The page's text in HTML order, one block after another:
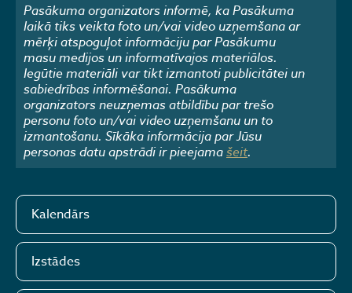
Pasākuma organizators informē, ka Pasākuma
laikā tiks veikta foto un/vai video uzņemšana ar
mērķi atspoguļot informāciju par Pasākumu
masu medijos un informatīvajos materiālos.
Iegūtie materiāli var tikt izmantoti publicitātei un
sabiedrības informēšanai. Pasākuma
organizators neuzņemas atbildību par trešo
personu foto un/vai video uzņemšanu un to
izmantošanu. Sīkāka informācija par Jūsu
personas datu apstrādi ir pieejamašeit.
Kalendārs
Izstādes